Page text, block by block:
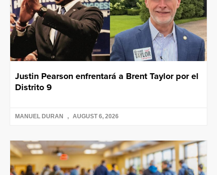
Justin Pearson enfrentará a Brent Taylor por el
Distrito 9
MANUEL DURAN AUGUST 6, 2026